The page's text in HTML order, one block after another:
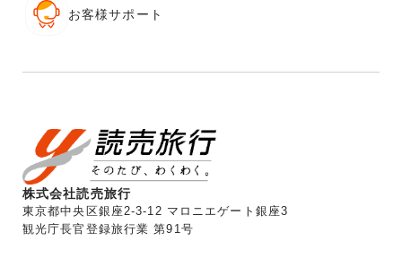
お客様サポート
株式会社読売旅行
東京都中央区銀座2-3-12 マロニエゲート銀座3
観光庁長官登録旅行業 第91号